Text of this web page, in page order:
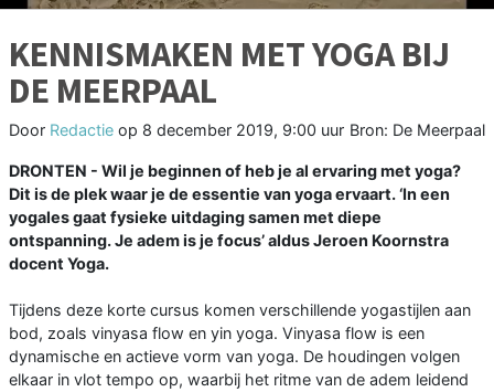
KENNISMAKEN MET YOGA BIJ
DE MEERPAAL
Door Redactie op 8 december 2019, 9:00 uur Bron: De Meerpaal
DRONTEN - Wil je beginnen of heb je al ervaring met yoga?
Dit is de plek waar je de essentie van yoga ervaart. ‘In een
yogales gaat fysieke uitdaging samen met diepe
ontspanning. Je adem is je focus’ aldus Jeroen Koornstra
docent Yoga.
Tijdens deze korte cursus komen verschillende yogastijlen aan
bod, zoals vinyasa flow en yin yoga. Vinyasa flow is een
dynamische en actieve vorm van yoga. De houdingen volgen
elkaar in vlot tempo op, waarbij het ritme van de adem leidend